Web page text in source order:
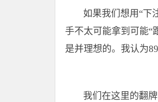
如果我们想用“下
手不太可能拿到可能“
是并理想的。我认为
我们在这里的翻